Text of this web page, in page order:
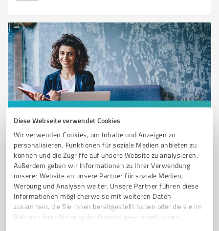
Diese Webseite verwendet Cookies
Wir verwenden Cookies, um Inhalte und Anzeigen zu
personalisieren, Funktionen für soziale Medien anbieten zu
können und die Zugriffe auf unsere Website zu analysieren.
Außerdem geben wir Informationen zu Ihrer Verwendung
unserer Website an unsere Partner für soziale Medien,
Werbung und Analysen weiter. Unsere Partner führen diese
Informationen möglicherweise mit weiteren Daten
zusammen, die Sie ihnen bereitgestellt haben oder die sie im
Rahmen Ihrer Nutzung der Dienste gesammelt haben.
Sie möchten auch hier gelistet werden?
Registrieren Sie sich jetzt und werden Sie ein von
Kunden empfohlener ProvenExpert!
6 Training
Kampfsportschule Oliver Winter
Kampfsportschule Oliver Winter – BJJ, Boxen,